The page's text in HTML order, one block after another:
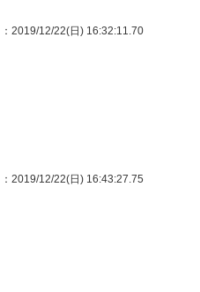
：2019/12/22(日) 16:32:11.70
：2019/12/22(日) 16:43:27.75